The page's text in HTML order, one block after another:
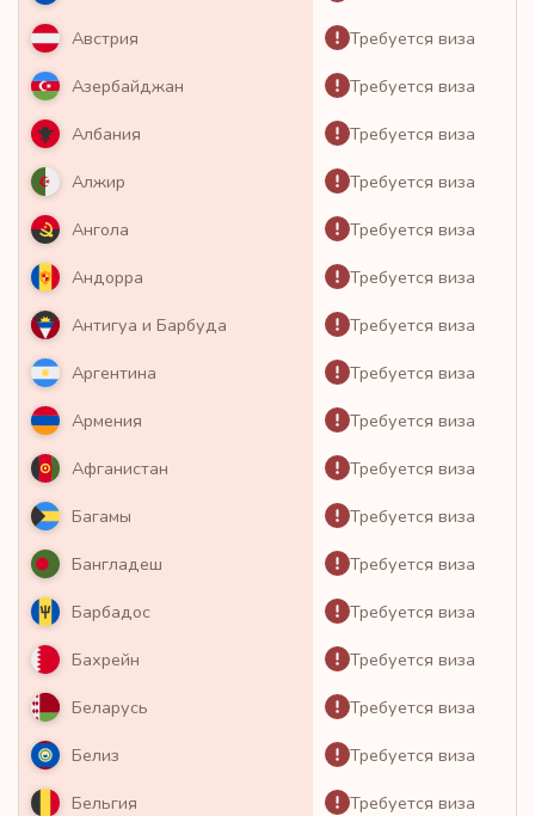
Австрия Требуется виза
Азербайджан Требуется виза
Албания Требуется виза
Алжир Требуется виза
Ангола Требуется виза
Андорра Требуется виза
Антигуа и Барбуда Требуется виза
Аргентина Требуется виза
Армения Требуется виза
Афганистан Требуется виза
Багамы Требуется виза
Бангладеш Требуется виза
Барбадос Требуется виза
Бахрейн Требуется виза
Беларусь Требуется виза
Белиз Требуется виза
Бельгия Требуется виза